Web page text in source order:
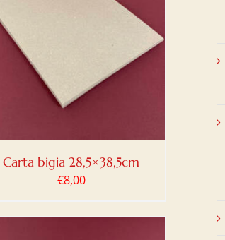
Carta bigia 28,5×38,5cm
€8,00